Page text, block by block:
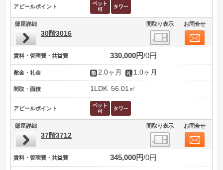
アピールポイント
部屋詳細 間取り表示 お問合せ
30階3016
賃料・管理費・共益費 330,000円 0円
敷金・礼金 2.0ヶ月 1.0ヶ月
間取・面積 1LDK 56.01㎡
アピールポイント
部屋詳細 間取り表示 お問合せ
37階3712
賃料・管理費・共益費 345,000円 0円